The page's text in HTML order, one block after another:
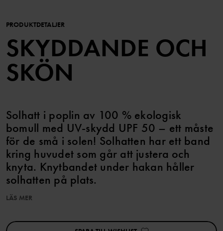
PRODUKTDETALJER
SKYDDANDE OCH
SKÖN
Solhatt i poplin av 100 % ekologisk
bomull med UV-skydd UPF 50 – ett måste
för de små i solen! Solhatten har ett band
kring huvudet som går att justera och
knyta. Knytbandet under hakan håller
solhatten på plats.
mot reflekterad eller spridd ultraviolett strålning. Skärmbredd på
LÄS MER